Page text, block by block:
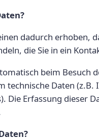
dadurch erhoben,
die Sie in ein
beim Besuch
technische Daten
Die Erfassung dieser